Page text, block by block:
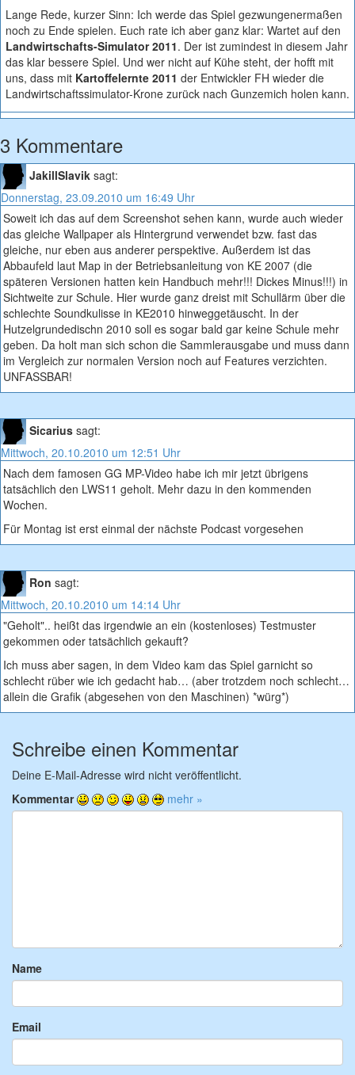
Lange Rede, kurzer Sinn: Ich werde das Spiel gezwungenermaßen
noch zu Ende spielen. Euch rate ich aber ganz klar: Wartet auf den
Landwirtschafts-Simulator 2011. Der ist zumindest in diesem Jahr
das klar bessere Spiel. Und wer nicht auf Kühe steht, der hofft mit
uns, dass mit Kartoffelernte 2011 der Entwickler FH wieder die
Landwirtschaftssimulator-Krone zurück nach Gunzemich holen kann.
3 Kommentare
JakillSlavik sagt:
Donnerstag, 23.09.2010 um 16:49 Uhr
Soweit ich das auf dem Screenshot sehen kann, wurde auch wieder
das gleiche Wallpaper als Hintergrund verwendet bzw. fast das
gleiche, nur eben aus anderer perspektive. Außerdem ist das
Abbaufeld laut Map in der Betriebsanleitung von KE 2007 (die
späteren Versionen hatten kein Handbuch mehr!!! Dickes Minus!!!) in
Sichtweite zur Schule. Hier wurde ganz dreist mit Schullärm über die
schlechte Soundkulisse in KE2010 hinweggetäuscht. In der
Hutzelgrundedischn 2010 soll es sogar bald gar keine Schule mehr
geben. Da holt man sich schon die Sammlerausgabe und muss dann
im Vergleich zur normalen Version noch auf Features verzichten.
UNFASSBAR!
Sicarius sagt:
Mittwoch, 20.10.2010 um 12:51 Uhr
Nach dem famosen GG MP-Video habe ich mir jetzt übrigens
tatsächlich den LWS11 geholt. Mehr dazu in den kommenden
Wochen.
Für Montag ist erst einmal der nächste Podcast vorgesehen
Ron sagt:
Mittwoch, 20.10.2010 um 14:14 Uhr
"Geholt".. heißt das irgendwie an ein (kostenloses) Testmuster
gekommen oder tatsächlich gekauft?
Ich muss aber sagen, in dem Video kam das Spiel garnicht so
schlecht rüber wie ich gedacht hab… (aber trotzdem noch schlecht…
allein die Grafik (abgesehen von den Maschinen) *würg*)
Schreibe einen Kommentar
Deine E-Mail-Adresse wird nicht veröffentlicht.
Kommentar
mehr »
Name
Email